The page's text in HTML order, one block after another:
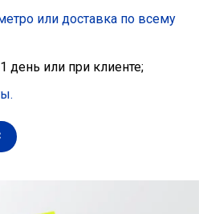
или доставка по всему
день или при клиенте;